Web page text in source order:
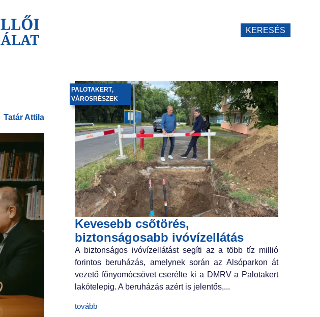
KERESÉS
Tatár Attila
Kevesebb csőtörés,
biztonságosabb ivóvízellátás
PALOTAKERT,
VÁROSRÉSZEK
A biztonságos ivóvízellátást segíti az a több tíz millió
forintos beruházás, amelynek során az Alsóparkon át
vezető főnyomócsövet cserélte ki a DMRV a Palotakert
lakótelepig. A beruházás azért is jelentős,...
tovább